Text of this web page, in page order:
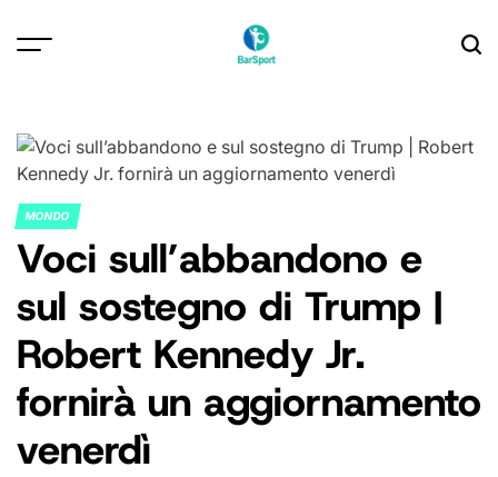
POSTED
IN
MONDO
Voci sull’abbandono e
sul sostegno di Trump |
Robert Kennedy Jr.
fornirà un aggiornamento
venerdì